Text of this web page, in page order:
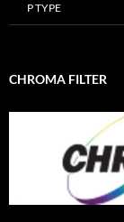
P TYPE
CHROMA FILTER